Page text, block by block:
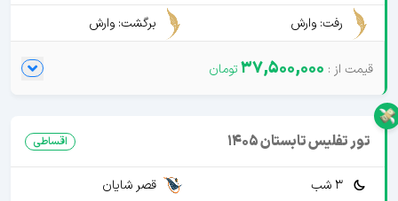
رفت: وارش
برگشت: وارش
37,500,000
تور تفلیس تابستان 1405 اقساطی
3 شب
قصر شایان